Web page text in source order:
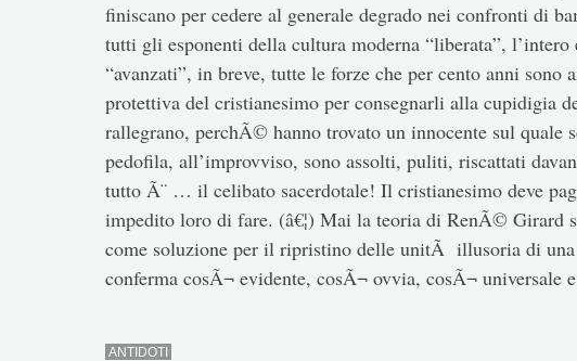
finiscano per cedere al generale degrado nei confronti di
tutti gli esponenti della cultura moderna “liberata”,
“avanzati”, in breve, tutte le forze che per cento anni sono
protettiva del cristianesimo per consegnarli alla cupidigia
rallegrano, perchÃ© hanno trovato un innocente sul quale
pedofila, all’improvviso, sono assolti, puliti, riscattati
tutto Ã¨ … il celibato sacerdotale! Il cristianesimo deve
impedito loro di fare. (â€¦) Mai la teoria di RenÃ© Girard
come soluzione per il ripristino delle unitÃ illusoria di
conferma cosÃ¬ evidente, cosÃ¬ ovvia, cosÃ¬ universale
ANTIDOTI